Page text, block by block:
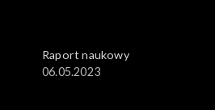
Raport naukowy
06.05.2023